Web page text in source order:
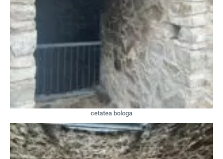
cetatea bologa